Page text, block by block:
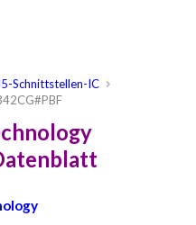
Schnittstellen-IC